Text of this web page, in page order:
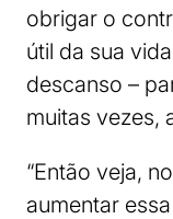
obrigar o
útil da sua
descanso –
muitas vezes,
“Então veja,
aumentar